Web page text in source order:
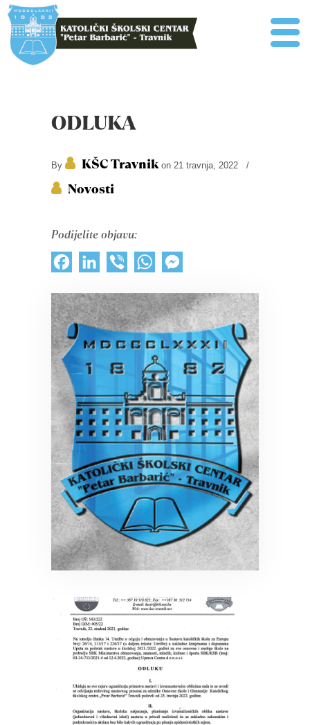
ODLUKA
By KŠC Travnikon 21 travnja, 2022 /
Novosti
Podijelite objavu:
FacebookLinkedInViber WhatsApp